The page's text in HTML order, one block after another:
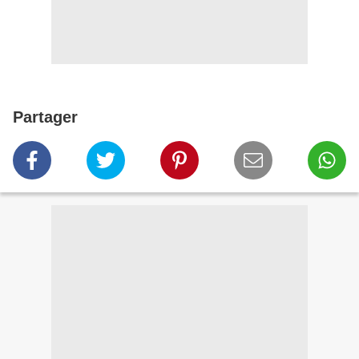
Partager